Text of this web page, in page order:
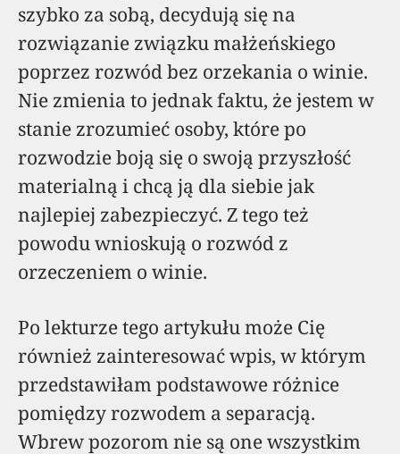
szybko za sobą, decydują się na
rozwiązanie związku małżeńskiego
poprzez rozwód bez orzekania o winie.
Nie zmienia to jednak faktu, że jestem w
stanie zrozumieć osoby, które po
rozwodzie boją się o swoją przyszłość
materialną i chcą ją dla siebie jak
najlepiej zabezpieczyć. Z tego też
powodu wnioskują o rozwód z
orzeczeniem o winie.
Po lekturze tego artykułu może Cię
również zainteresować wpis, w którym
przedstawiłam podstawowe różnice
pomiędzy rozwodem a separacją.
Wbrew pozorom nie są one wszystkim